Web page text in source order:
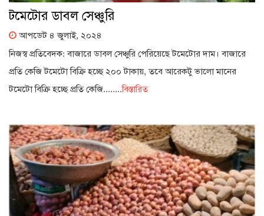
টমেটোর ডাবল সেঞ্চুরি
আপডেট ৪ জুলাই, ২০২৪
নিজস্ব প্রতিবেদক: বাজারে ডাবল সেঞ্চুরি পেরিয়েছে টমেটোর দাম। বাজারে
প্রতি কেজি টমেটো বিক্রি হচ্ছে ২০০ টাকায়, তবে আরেকটু ভালো মানের
টমেটো বিক্রি হচ্ছে প্রতি কেজি........বিস্তারিত